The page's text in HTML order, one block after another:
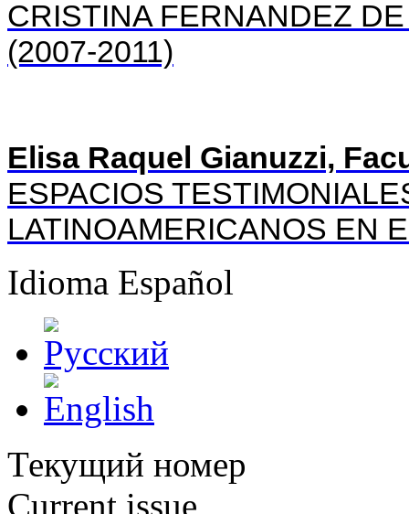
CRISTINA FERNANDEZ
(2007-2011)
Elisa Raquel Gianuzzi,
ESPACIOS
LATINOAMERICANOS EN
Idioma Español
Текущий номер
Current issue